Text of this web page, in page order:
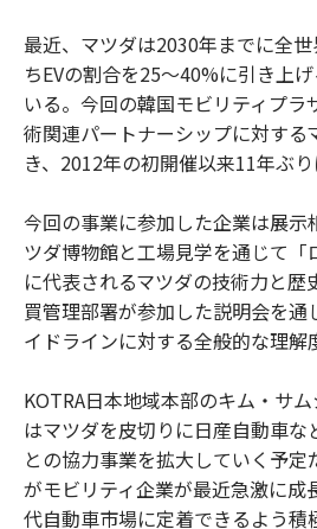
最近、マツダは2030年までに全
ちEVの割合を25～40%に引き上
いる。今回の韓国モビリティプ
術関連パートナーシップに対する
き、2012年の初開催以来11年ぶり
今回の事業に参加した企業は展示
ツダ博物館と工場見学を通じて「
に代表されるマツダの技術力と歴
買管理部署が参加した説明会を通
イドラインに対する全般的な理解
KOTRA日本地域本部のキム・サ
はマツダを皮切りに日産自動車な
との協力事業を拡大していく予
がモビリティ企業が最近急激に成
代自動車市場に定着できるよう積